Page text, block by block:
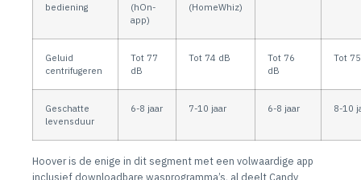
bediening
(hOn-
app)
(HomeWhiz)
Geluid
centrifugeren
Tot 77
dB
Tot 74 dB
Tot 76
dB
Tot
Geschatte
levensduur
6-8 jaar 7-10 jaar 6-8 jaar 8-10
Hoover is de enige in dit segment met een volwaardige app
inclusief downloadbare wasprogramma’s, al deelt Candy